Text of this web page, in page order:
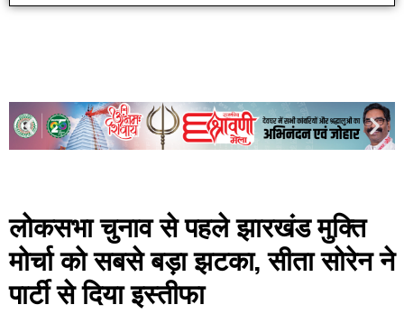
लोकसभा चुनाव से पहले झारखंड मुक्ति
मोर्चा को सबसे बड़ा झटका, सीता सोरेन ने
पार्टी से दिया इस्तीफा